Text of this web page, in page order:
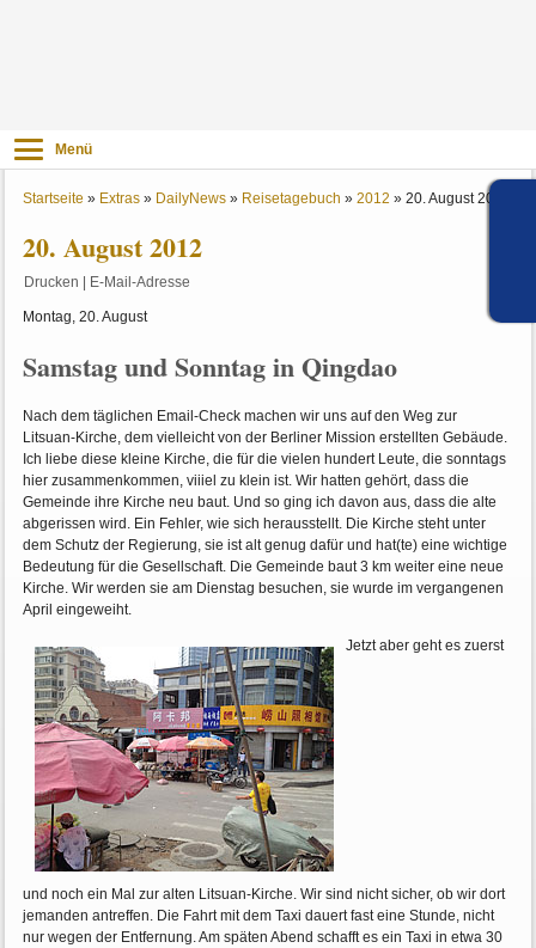
Menü
Startseite » Extras » DailyNews » Reisetagebuch »2012 »20. August 2012
20. August 2012
Drucken E-Mail-Adresse
Montag, 20. August
Samstag und Sonntag in Qingdao
Nach dem täglichen Email-Check machen wir uns auf den Weg zur
Litsuan-Kirche, dem vielleicht von der Berliner Mission erstellten Gebäude.
Ich liebe diese kleine Kirche, die für die vielen hundert Leute, die sonntags
hier zusammenkommen, viiiel zu klein ist. Wir hatten gehört, dass die
Gemeinde ihre Kirche neu baut. Und so ging ich davon aus, dass die alte
abgerissen wird. Ein Fehler, wie sich herausstellt. Die Kirche steht unter
dem Schutz der Regierung, sie ist alt genug dafür und hat(te) eine wichtige
Bedeutung für die Gesellschaft. Die Gemeinde baut 3 km weiter eine neue
Kirche. Wir werden sie am Dienstag besuchen, sie wurde im vergangenen
April eingeweiht.
Jetzt aber geht es zuerst
und noch ein Mal zur alten Litsuan-Kirche. Wir sind nicht sicher, ob wir dort
jemanden antreffen. Die Fahrt mit dem Taxi dauert fast eine Stunde, nicht
nur wegen der Entfernung. Am späten Abend schafft es ein Taxi in etwa 30